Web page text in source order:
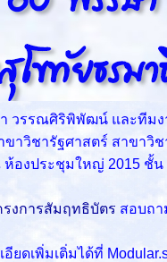
วรรณศิริพิพัฒน์ และทีม
าวิชารัฐศาสตร์ สาขาวิ
งประชุมใหญ่ 2015 ชั้น
งการสัมฤทธิบัตร สอบถา
อียดเพิ่มเติ่มได้ที่